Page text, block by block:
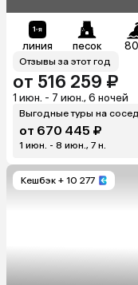
линия песок
Отзывы за этот год
от 516 259 ₽
1 июн. - 7 июн., 6 ночей
Выгодные туры на
от 670 445 ₽
1 июн. - 8 июн., 7 н.
Кешбэк + 10 277